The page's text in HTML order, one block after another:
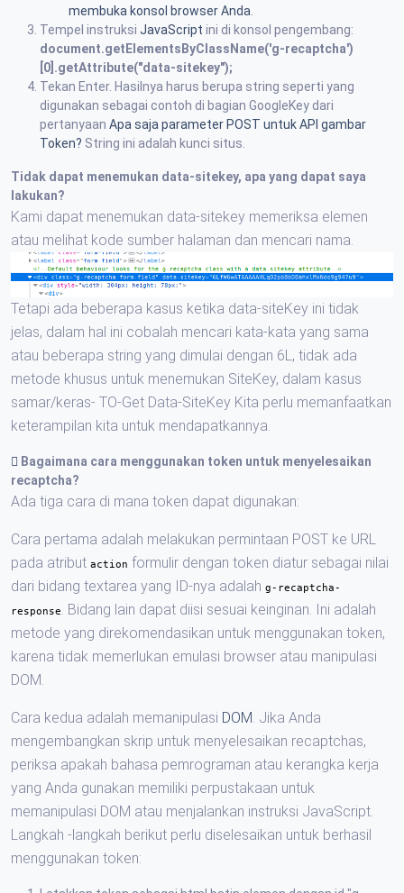
membuka konsol browser Anda
Tempel instruksi JavaScript ini di konsol pengembang:
document.getElementsByClassName('g-recaptcha')
[0].getAttribute("data-sitekey");
Tekan Enter. Hasilnya harus berupa string seperti yang
digunakan sebagai contoh di bagian GoogleKey dari
pertanyaan Apa saja parameter POST untuk API gambar
Token? String ini adalah kunci situs.
Tidak dapat menemukan data-sitekey, apa yang dapat saya
lakukan?
Kami dapat menemukan data-sitekey memeriksa elemen
atau melihat kode sumber halaman dan mencari nama.
Tetapi ada beberapa kasus ketika data-siteKey ini tidak
jelas, dalam hal ini cobalah mencari kata-kata yang sama
atau beberapa string yang dimulai dengan 6L, tidak ada
metode khusus untuk menemukan SiteKey, dalam kasus
samar/keras- TO-Get Data-SiteKey Kita perlu memanfaatkan
keterampilan kita untuk mendapatkannya.
Bagaimana cara menggunakan token untuk menyelesaikan
recaptcha?
Ada tiga cara di mana token dapat digunakan:
Cara pertama adalah melakukan permintaan POST ke URL
pada atribut action formulir dengan token diatur sebagai nilai
dari bidang textarea yang ID-nya adalah g-recaptcha-
response
. Bidang lain dapat diisi sesuai keinginan. Ini adalah
metode yang direkomendasikan untuk menggunakan token,
karena tidak memerlukan emulasi browser atau manipulasi
DOM.
Cara kedua adalah memanipulasi DOM . Jika Anda
mengembangkan skrip untuk menyelesaikan recaptchas,
periksa apakah bahasa pemrograman atau kerangka kerja
yang Anda gunakan memiliki perpustakaan untuk
memanipulasi DOM atau menjalankan instruksi JavaScript.
Langkah -langkah berikut perlu diselesaikan untuk berhasil
menggunakan token: